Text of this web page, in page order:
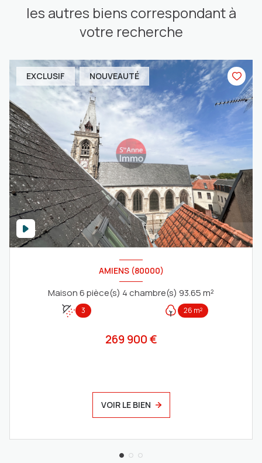
les autres biens correspondant à
votre recherche
EXCLUSIF NOUVEAUTÉ
AMIENS (80000)
Maison 6 pièce(s) 4 chambre(s) 93.65 m²
3 26 m²
269 900 €
VOIR LE BIEN